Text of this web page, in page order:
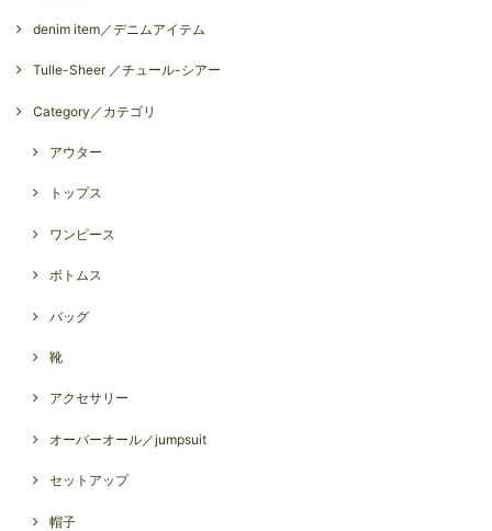
denim item／デニムアイテム
Tulle-Sheer ／チュール-シアー
Category／カテゴリ
アウター
トップス
ワンピース
ボトムス
バッグ
靴
アクセサリー
オーバーオール／jumpsuit
セットアップ
帽子